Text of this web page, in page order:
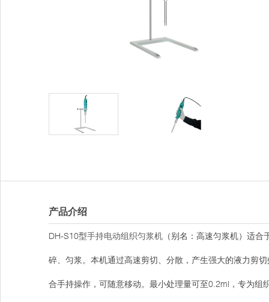
产品介绍
DH-S10型手持电动组织匀浆机 （别名：高速匀浆机）适
碎、匀浆。本机通过高速剪切、分散，产生强大的液力剪
合手持操作，可随意移动。最小处理量可至0.2ml，专为